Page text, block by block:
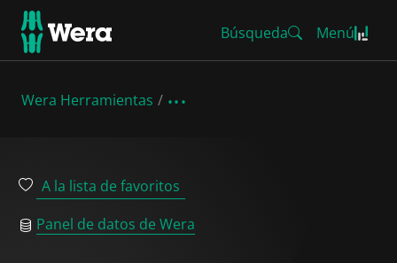
Búsqueda Menú
Wera Herramientas
A la lista de favoritos
Panel de datos de Wera